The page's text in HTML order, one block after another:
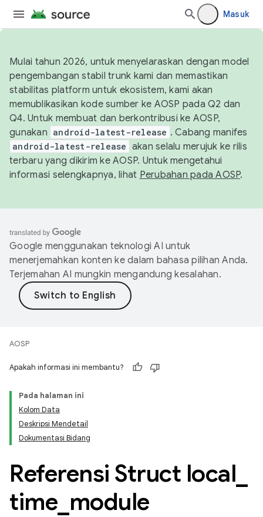
Masuk
Mulai tahun 2026, untuk menyelaraskan dengan model
pengembangan stabil trunk kami dan memastikan
stabilitas platform untuk ekosistem, kami akan
memublikasikan kode sumber ke AOSP pada Q2 dan
Q4. Untuk membuat dan berkontribusi ke AOSP,
gunakan android-latest-release . Cabang manifes
android-latest-release akan selalu merujuk ke rilis
terbaru yang dikirim ke AOSP. Untuk mengetahui
informasi selengkapnya, lihat Perubahan pada AOSP.
Google menggunakan teknologi AI untuk
menerjemahkan konten ke dalam bahasa pilihan Anda.
Terjemahan AI mungkin mengandung kesalahan.
AOSP
Apakah informasi ini membantu?
Pada halaman ini
Kolom Data
Deskripsi Mendetail
Dokumentasi Bidang
Referensi Struct local
time module